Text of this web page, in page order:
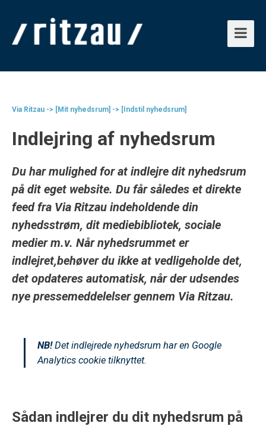
Via Ritzau -> [Mit nyhedsrum] -> [Indstil nyhedsrum]
Indlejring af nyhedsrum
Du har mulighed for at indlejre dit nyhedsrum
på dit eget website. Du får således et direkte
feed fra Via Ritzau indeholdende din
nyhedsstrøm, dit mediebibliotek, sociale
medier m.v. Når nyhedsrummet er
indlejret,behøver du ikke at vedligeholde det,
det opdateres automatisk, når der udsendes
nye pressemeddelelser gennem Via Ritzau.
NB!Det indlejrede nyhedsrum har en Google
Analytics cookie tilknyttet.
Sådan indlejrer du dit nyhedsrum på